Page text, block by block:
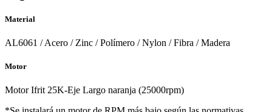
Material
AL6061 / Acero / Zinc / Polímero / Nylon / Fibra / Madera
Motor
Motor Ifrit 25K-Eje Largo naranja (25000rpm)